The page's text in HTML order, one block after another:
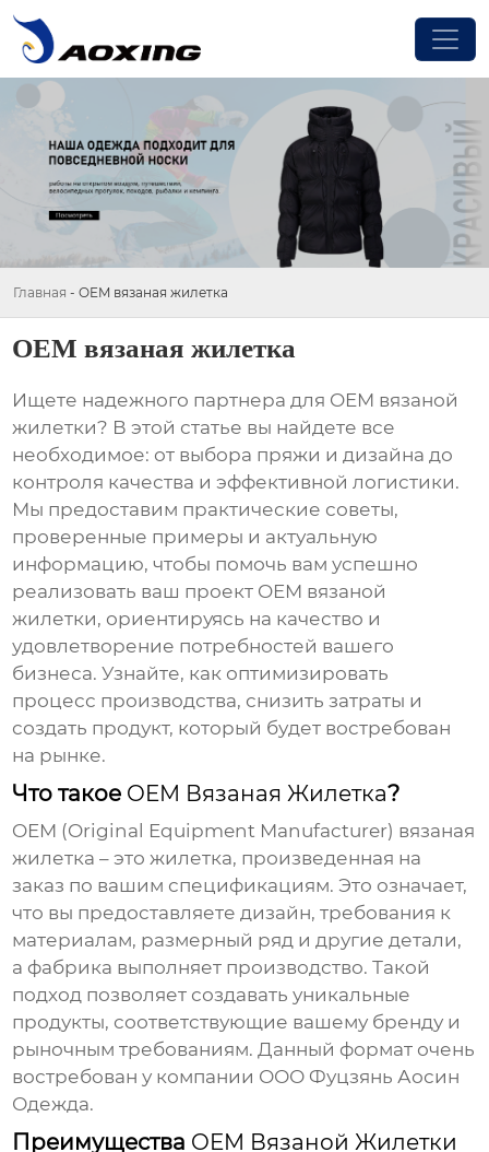
Главная - OEM вязаная жилетка
OEM вязаная жилетка
Ищете надежного партнера для OEM вязаной
жилетки? В этой статье вы найдете все
необходимое: от выбора пряжи и дизайна до
контроля качества и эффективной логистики.
Мы предоставим практические советы,
проверенные примеры и актуальную
информацию, чтобы помочь вам успешно
реализовать ваш проект OEM вязаной
жилетки, ориентируясь на качество и
удовлетворение потребностей вашего
бизнеса. Узнайте, как оптимизировать
процесс производства, снизить затраты и
создать продукт, который будет востребован
на рынке.
Что такое OEM Вязаная Жилетка?
OEM (Original Equipment Manufacturer) вязаная
жилетка – это жилетка, произведенная на
заказ по вашим спецификациям. Это означает,
что вы предоставляете дизайн, требования к
материалам, размерный ряд и другие детали,
а фабрика выполняет производство. Такой
подход позволяет создавать уникальные
продукты, соответствующие вашему бренду и
рыночным требованиям. Данный формат очень
востребован у компании ООО Фуцзянь Аосин
Одежда.
Преимущества OEM Вязаной Жилетки